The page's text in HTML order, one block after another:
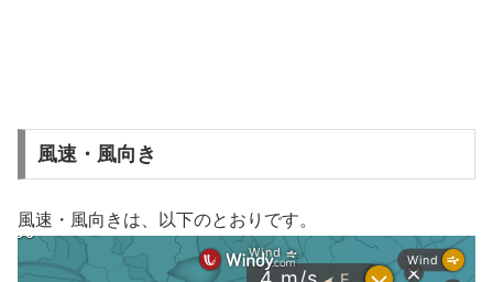
風速・風向き
風速・風向きは、以下のとおりです。